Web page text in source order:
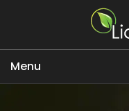
Menu